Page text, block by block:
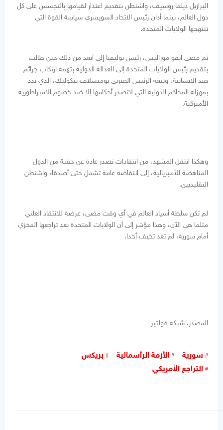
البرازيل ديلما روسيف، واشنطن بتقديم اعتذار لقيامها بالتجسس على كل
دول العالم، بينما أدان رئيس الاتحاد السويسري سياسة القوة التي
تنتهجها الولايات المتحدة.
ثم مضى ايفو موراليس، رئيس بوليفيا إلى أبعد من ذلك حين طالب
بتقديم رئيس الولايات المتحدة إلى العدالة الدولية بتهمة ارتكاب جرائم
ضد الانسانية، وتبعه الرئيس الصربي توميسلاف نيكوليك، الذي ندد
بمهزلة المحاكم الدولية التي لاتصدر أحكامها إلا ضد خصوم الامبراطورية
الأميركية.
وهكذا انتقل المشهد، من انتقادات تصدر عادة عن حفنة من الدول
المناهضة للأمبريالية، إلى انتفاضة عامة تشمل حتى أصدقاء واشنطن
التقليديين.
لم تكن سلطة أسياد العالم في أي وقت مضى، عرضة للانتقاد العلني
مثلما هي الآن، وهذا مؤشر إلى أن الولايات المتحدة بعد تراجعها المخزي
أمام سورية، لم تعد تخيف أحدا.
المصدر: شبكة فولتير
سورية الأزمة الرأسمالية
بريكس
التراجع الأمريكي